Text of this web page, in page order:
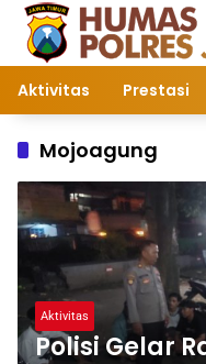
Langsung
konten
Aktivitas Prestasi
Mojoagung
Aktivitas
Polisi Gelar